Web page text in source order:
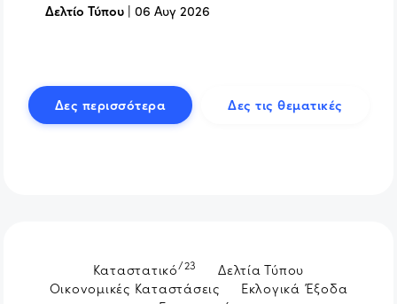
Δελτίο Τύπου |06 Αυγ 2026
Δες περισσότερα Δες τις θεματικές
Καταστατικό/23
Δελτία Τύπου
Οικονομικές Καταστάσεις
Εκλογικά Έξοδα